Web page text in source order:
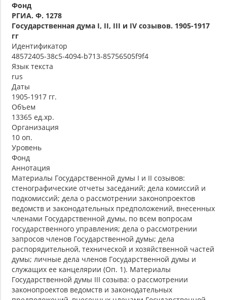
Фонд
РГИА. Ф. 1278
Государственная дума I, II, III и IV созывов. 1905-1917
гг
Идентификатор
48572405-38c5-4094-b713-85756505f9f4
Язык текста
rus
Даты
1905-1917 гг.
Объем
13365 ед.хр.
Организация
10 оп.
Уровень
Фонд
Аннотация
Материалы Государственной думы I и II созывов:
стенографические отчеты заседаний; дела комиссий и
подкомиссий; дела о рассмотрении законопроектов
ведомств и законодательных предположений, внесенных
членами Государственной думы, по всем вопросам
государственного управления; дела о рассмотрении
запросов членов Государственной думы; дела
распорядительной, технической и хозяйственной частей
думы; личные дела членов Государственной думы и
служащих ее канцелярии (Оп. 1). Материалы
Государственной думы III созыва: о рассмотрении
законопроектов ведомств и законодательных